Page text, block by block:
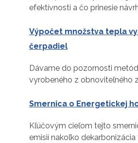
efektívnosti a čo prinesie
Výpočet množstva tepla
čerpadiel
Dávame do pozornosti
vyrobeného z obnoviteľného
Smernica o Energetickej
Kľúčovým cieľom tejto
emisií nakoľko